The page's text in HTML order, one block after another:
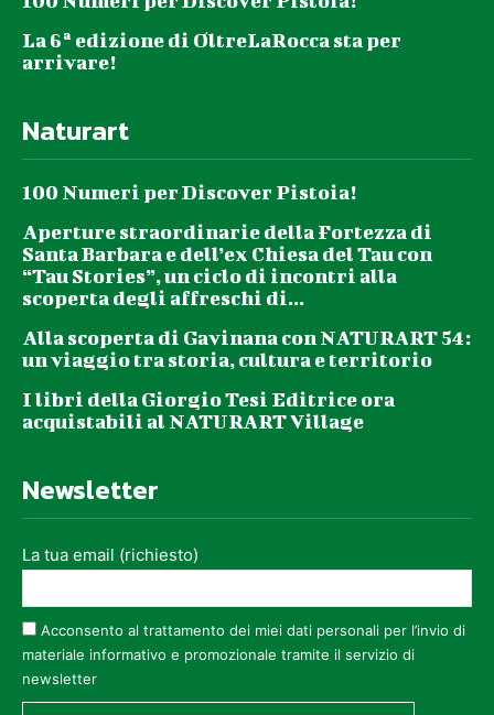
La 6ª edizione di OltreLaRocca sta per
arrivare!
Naturart
100 Numeri per Discover Pistoia!
Aperture straordinarie della Fortezza di
Santa Barbara e dell’ex Chiesa del Tau con
“Tau Stories”, un ciclo di incontri alla
scoperta degli affreschi di...
Alla scoperta di Gavinana con NATURART 54:
un viaggio tra storia, cultura e territorio
I libri della Giorgio Tesi Editrice ora
acquistabili al NATURART Village
Newsletter
La tua email (richiesto)
Acconsento al trattamento dei miei dati personali per l’invio di
materiale informativo e promozionale tramite il servizio di
newsletter